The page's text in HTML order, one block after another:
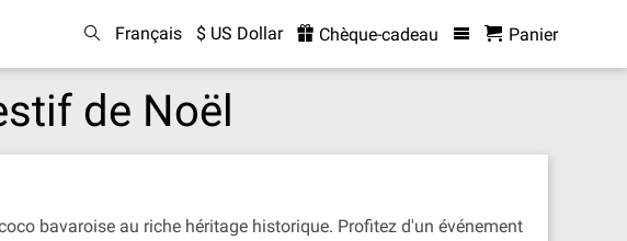
Français $ US Dollar Chèque-cadeau Panier
de Noël
bavaroise au riche héritage historique. Profitez d'un événement